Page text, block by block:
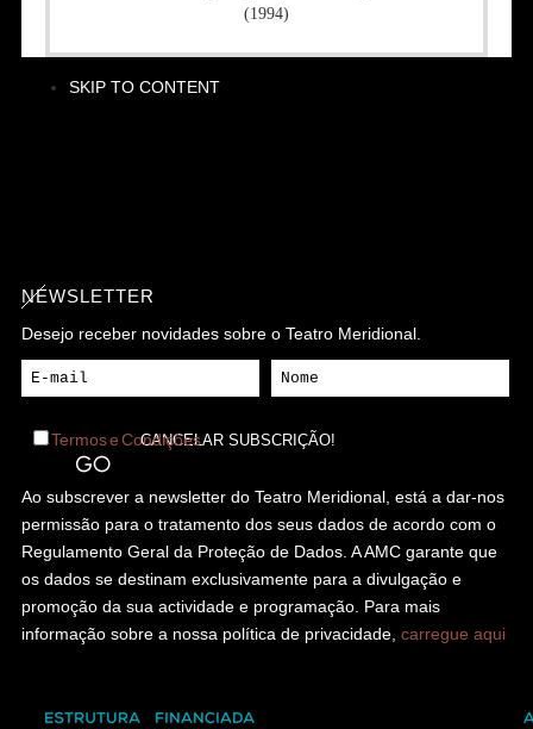
(1994)
SKIP TO CONTENT
NEWSLETTER
Desejo receber novidades sobre o Teatro Meridional.
Termos e Condições
Ao subscrever a newsletter do Teatro Meridional, está a dar-nos
permissão para o tratamento dos seus dados de acordo com o
Regulamento Geral da Proteção de Dados. A AMC garante que
os dados se destinam exclusivamente para a divulgação e
promoção da sua actividade e programação. Para mais
informação sobre a nossa política de privacidade, carregue aqui